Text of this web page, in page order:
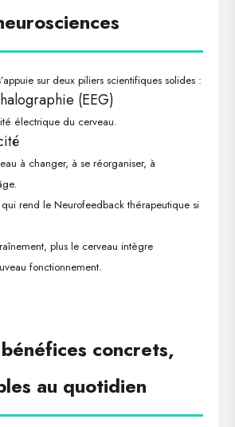
sur deux piliers scientifiques solides :
(EEG)
électrique du cerveau.
à changer, à se réorganiser, à
qui rend le Neurofeedback thérapeutique si
plus le cerveau intègre
fonctionnement.
concrets,
au quotidien